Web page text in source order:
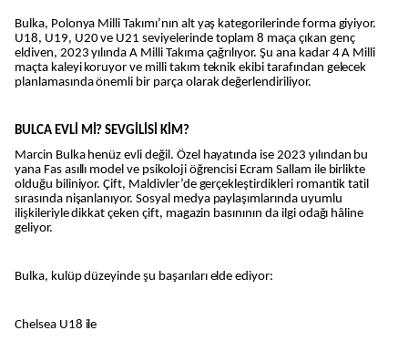
Bulka, Polonya Milli Takımı’nın alt yaş kategorilerinde forma giyiyor.
U18, U19, U20 ve U21 seviyelerinde toplam 8 maça çıkan genç
eldiven, 2023 yılında A Milli Takıma çağrılıyor. Şu ana kadar 4 A Milli
maçta kaleyi koruyor ve milli takım teknik ekibi tarafından gelecek
planlamasında önemli bir parça olarak değerlendiriliyor.
BULCA EVLİ Mİ? SEVGİLİSİ KİM?
Marcin Bulka henüz evli değil. Özel hayatında ise 2023 yılından bu
yana Fas asıllı model ve psikoloji öğrencisi Ecram Sallam ile birlikte
olduğu biliniyor. Çift, Maldivler’de gerçekleştirdikleri romantik tatil
sırasında nişanlanıyor. Sosyal medya paylaşımlarında uyumlu
ilişkileriyle dikkat çeken çift, magazin basınının da ilgi odağı hâline
geliyor.
Bulka, kulüp düzeyinde şu başarıları elde ediyor:
Chelsea U18 ile